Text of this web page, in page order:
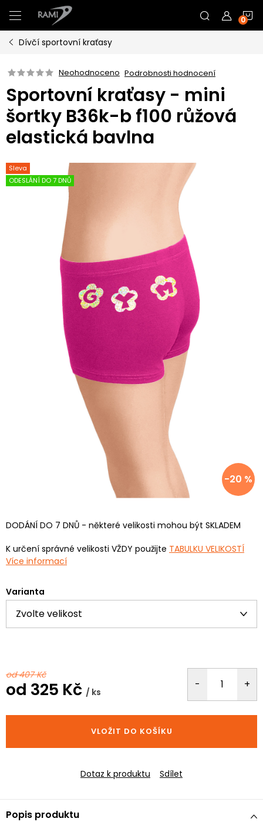
na
obsah
Dívčí sportovní kraťasy
Neohodnoceno Podrobnosti hodnocení
Sportovní kraťasy - mini
šortky B36k-b f100 růžová
elastická bavlna
Sleva
ODESLÁNÍ DO 7 DNŮ
-20 %
DODÁNÍ DO 7 DNŮ - některé velikosti mohou být SKLADEM
K určení správné velikosti VŽDY použijte TABULKU VELIKOSTÍ
Více informací
Varianta
od 407 Kč
od 325 Kč / ks
cena:
VLOŽIT DO KOŠÍKU
Dotaz k produktu Sdílet
Popis produktu